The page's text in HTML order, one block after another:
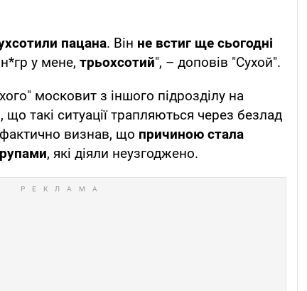
пацана. Він не встиг ще сьогодні
н*гр у мене, трьохсотий", – доповів "Сухой".
московит з іншого підрозділу на
такі ситуації трапляються через безлад
фактично визнав, що причиною стала
, які діяли неузгоджено.